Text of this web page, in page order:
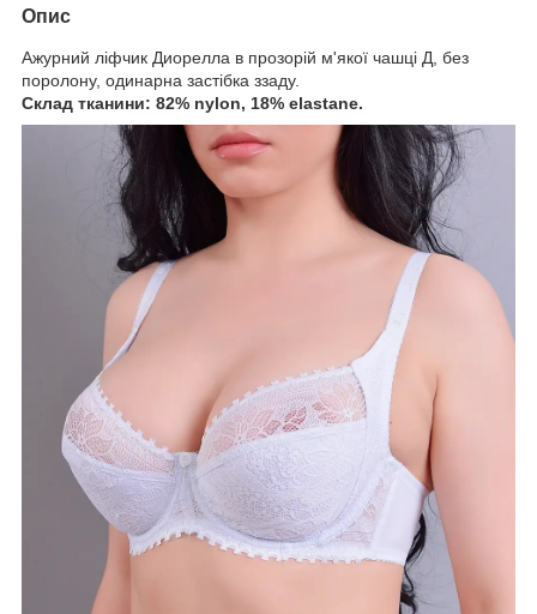
Опис
Ажурний ліфчик Диорелла в прозорій м'якої чашці Д, без
поролону, одинарна застібка ззаду.
Склад тканини: 82% nylon, 18% elastane.